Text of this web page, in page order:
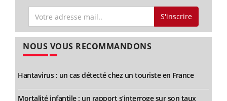
S'inscrire
NOUS VOUS RECOMMANDONS
Hantavirus : un cas détecté chez un touriste en France
Mortalité infantile : un rapport s’interroge sur son taux